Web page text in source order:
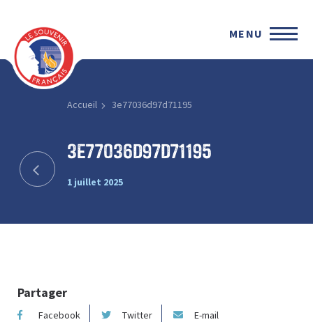
MENU
Accueil 3e77036d97d71195
3e77036d97d71195
1 juillet 2025
Partager
Facebook Twitter E-mail